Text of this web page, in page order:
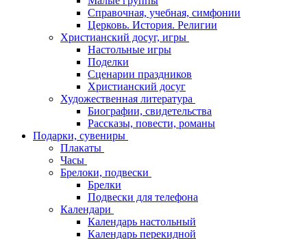
Справочная, учебная, симфонии
Церковь. История. Религии
Христианский досуг, игры
Настольные игры
Поделки
Сценарии праздников
Христианский досуг
Художественная литература
Биографии, свидетельства
Рассказы, повести, романы
Подарки, сувениры
Плакаты
Часы
Брелоки, подвески
Брелки
Подвески для телефона
Календари
Календарь настольный
Календарь перекидной